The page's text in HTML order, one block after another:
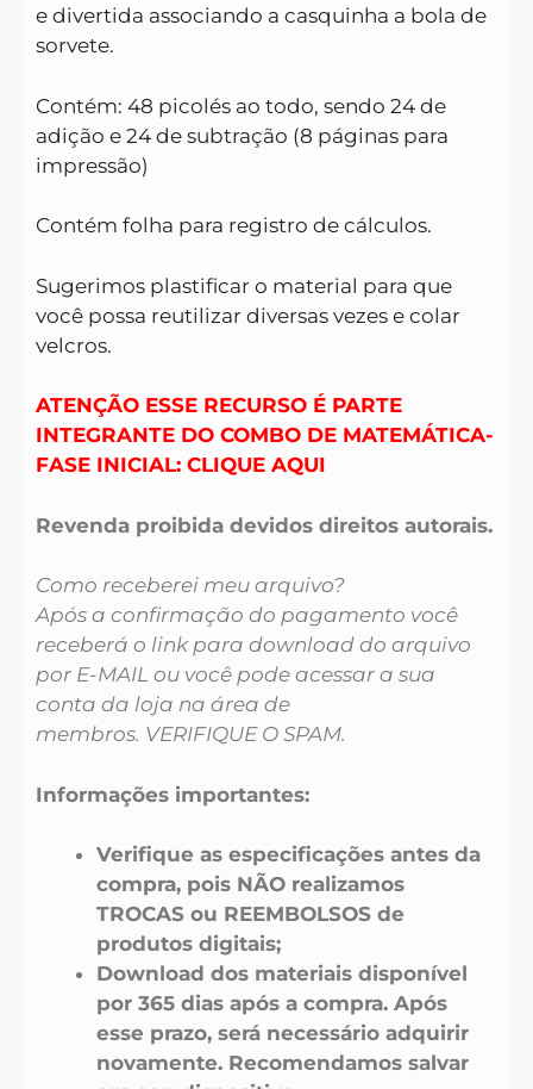
e divertida associando a casquinha a bola de
sorvete.
Contém: 48 picolés ao todo, sendo 24 de
adição e 24 de subtração (8 páginas para
impressão)
Contém folha para registro de cálculos.
Sugerimos plastificar o material para que
você possa reutilizar diversas vezes e colar
velcros.
ATENÇÃO ESSE RECURSO É PARTE
INTEGRANTE DO COMBO DE MATEMÁTICA-
FASE INICIAL: CLIQUE AQUI
Revenda proibida devidos direitos autorais.
Como receberei meu arquivo?
Após a confirmação do pagamento você
receberá o link para download do arquivo
por E-MAIL ou você pode acessar a sua
conta da loja na área de
membros. VERIFIQUE O SPAM.
Informações importantes:
Verifique as especificações antes da
compra, pois NÃO realizamos
TROCAS ou REEMBOLSOS de
produtos digitais;
Download dos materiais disponível
por 365 dias após a compra. Após
esse prazo, será necessário adquirir
novamente. Recomendamos salvar